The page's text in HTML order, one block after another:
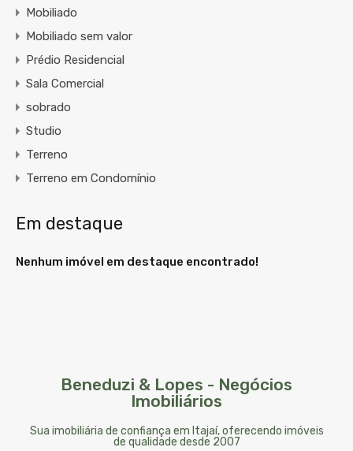
Mobiliado
Mobiliado sem valor
Prédio Residencial
Sala Comercial
sobrado
Studio
Terreno
Terreno em Condomínio
Em destaque
Nenhum imóvel em destaque encontrado!
Beneduzi & Lopes - Negócios
Imobiliários
Sua imobiliária de confiança em Itajaí, oferecendo imóveis
de qualidade desde 2007